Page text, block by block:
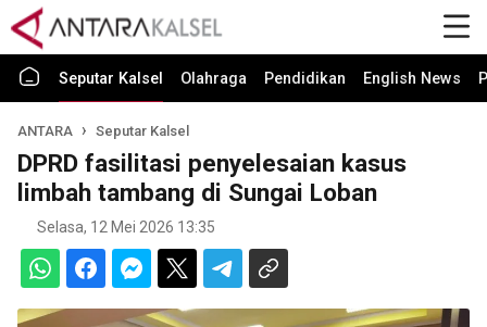
Seputar Kalsel Olahraga Pendidikan English News
ANTARA Seputar Kalsel
DPRD fasilitasi penyelesaian kasus
limbah tambang di Sungai Loban
Selasa, 12 Mei 2026 13:35